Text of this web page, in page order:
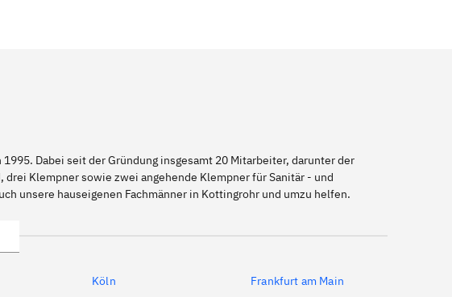
Dabei seit der Gründung insgesamt 20 Mitarbeiter, darunter der
Klempner sowie zwei angehende Klempner für Sanitär - und
unsere hauseigenen Fachmänner in Kottingrohr und umzu helfen.
Köln Frankfurt am Main